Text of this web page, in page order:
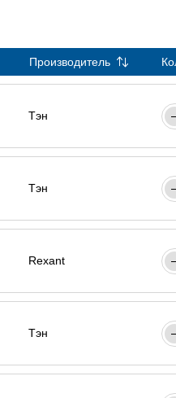
Производитель
Тэн
Тэн
Rexant
Тэн